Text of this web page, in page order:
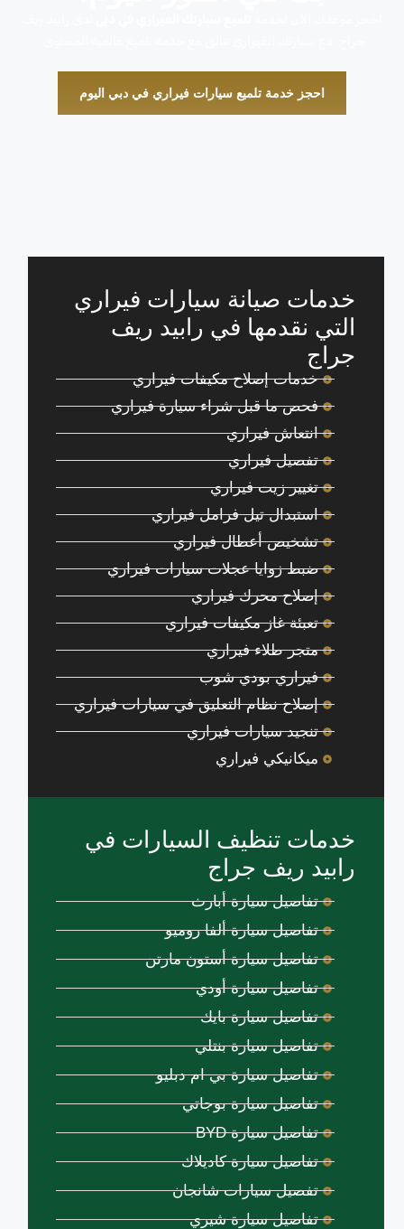
احجز خدمة تلميع سيارات فيراري في دبي اليوم
خدمات صيانة سيارات فيراري
التي نقدمها في رابيد ريف
جراج
خدمات إصلاح مكيفات فيراري
فحص ما قبل شراء سيارة فيراري
انتعاش فيراري
تفصيل فيراري
تغيير زيت فيراري
استبدال تيل فرامل فيراري
تشخيص أعطال فيراري
ضبط زوايا عجلات سيارات فيراري
إصلاح محرك فيراري
تعبئة غاز مكيفات فيراري
متجر طلاء فيراري
فيراري بودي شوب
إصلاح نظام التعليق في سيارات فيراري
تنجيد سيارات فيراري
ميكانيكي فيراري
خدمات تنظيف السيارات في
رابيد ريف جراج
تفاصيل سيارة أبارث
تفاصيل سيارة ألفا روميو
تفاصيل سيارة أستون مارتن
تفاصيل سيارة أودي
تفاصيل سيارة بايك
تفاصيل سيارة بنتلي
تفاصيل سيارة بي ام دبليو
تفاصيل سيارة بوجاتي
تفاصيل سيارة BYD
تفاصيل سيارة كاديلاك
تفصيل سيارات شانجان
تفاصيل سيارة شيري